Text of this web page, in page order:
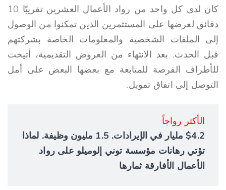
كان لدى كل واحد من رواد الأعمال العشرين تقريبًا 10
دقائق لعرضها على المستثمرين الذين تمكنوا من الوصول
إلى الملفات الشخصية والمعلومات الخاصة بشركتهم
قبل الحدث. بعد الانتهاء من العروض التقديمية، أتيحت
للأطراف الفرصة للمتابعة مع بعضها البعض على أمل
التوصل إلى اتفاق تمويل.
الأكثر رواجاً
$4.2 مليار في الإيرادات. 1.5 مليون وظيفة. لماذا
تؤتي رهانات مؤسسة توني إلوميلو على رواد
الأعمال الأفارقة ثمارها